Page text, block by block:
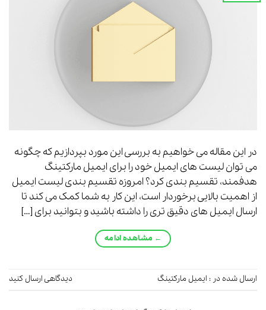
در این مقاله می خواهیم به بررسی این مورد بپردازیم که چگونه
می توان لیست های ایمیل خود را برای ایمیل مارکتینگ
هدفمند، تقسیم بندی کرد؟ امروزه تقسیم بندی لیست ایمیل
از اهمیت بالایی برخوردار است، این کار به شما کمک می کند تا
ارسال ایمیل های دقیق تری را داشته باشید و بتوانید برای […]
← مشاهده ادامه
ارسال شده در : ایمیل مارکتینگ دیدگاهی ارسال کنید